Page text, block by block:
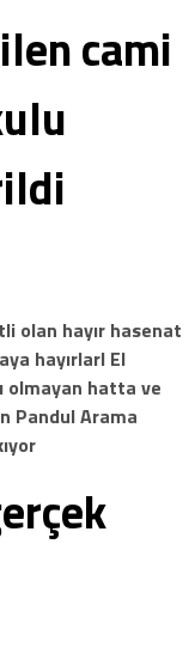
cami
olan hayır hasenat
hayırlarI El
olmayan hatta ve
Pandul Arama